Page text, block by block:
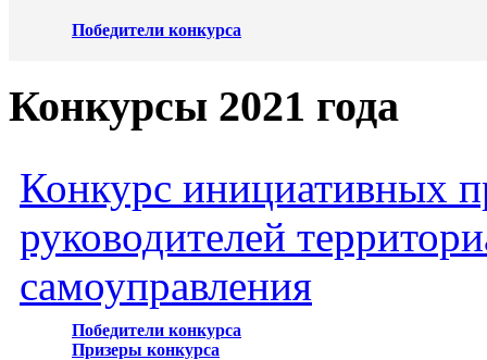
Победители конкурса
Конкурсы 2021 года
Конкурс инициативных
руководителей
самоуправления
Победители конкурса
Призеры конкурса